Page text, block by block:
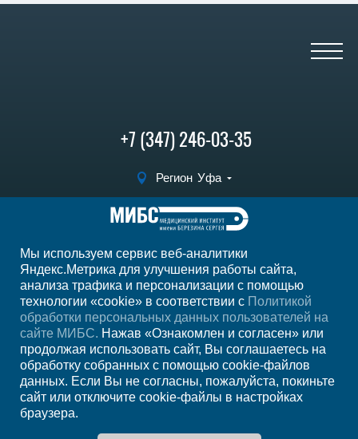
+7 (347) 246-03-35
Регион Уфа
Записаться на
прием
Мы в социальных сетях
Мы используем сервис веб-аналитики
Яндекс.Метрика для улучшения работы сайта,
анализа трафика и персонализации с помощью
технологии «cookie» в соответствии с Политикой
обработки персональных данных пользователей на
сайте МИБС. Нажав «Ознакомлен и согласен» или
продолжая использовать сайт, Вы соглашаетесь на
обработку собранных с помощью cookie-файлов
данных. Если Вы не согласны, пожалуйста, покиньте
сайт или отключите cookie-файлы в настройках
браузера.